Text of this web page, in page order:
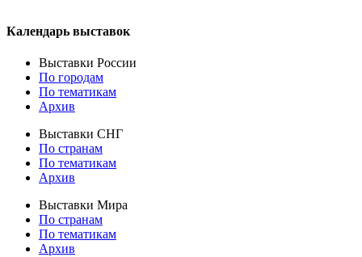
Календарь выставок
Выставки России
По городам
По тематикам
Архив
Выставки СНГ
По странам
По тематикам
Архив
Выставки Мира
По странам
По тематикам
Архив